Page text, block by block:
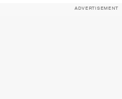
ADVERTISEMENT